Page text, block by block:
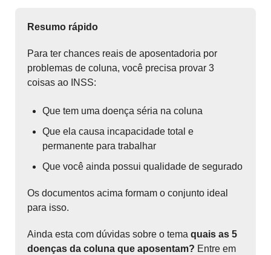
Resumo rápido
Para ter chances reais de aposentadoria por
problemas de coluna, você precisa provar 3
coisas ao INSS:
Que tem uma doença séria na coluna
Que ela causa incapacidade total e
permanente para trabalhar
Que você ainda possui qualidade de segurado
Os documentos acima formam o conjunto ideal
para isso.
Ainda esta com dúvidas sobre o tema quais as 5
doenças da coluna que aposentam? Entre em